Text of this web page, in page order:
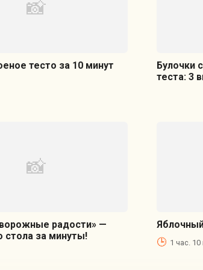
тесто за 10 минут
Булочки
теста: 3
радости» —
стола за минуты!
1 час. 10